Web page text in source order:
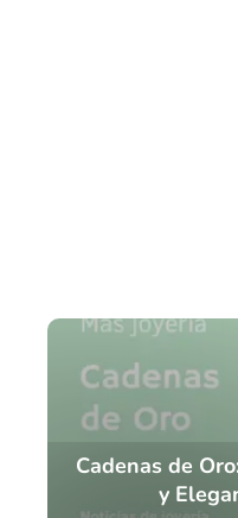
Cadenas de
y